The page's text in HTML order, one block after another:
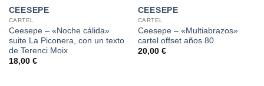
CEESEPE
CARTEL
Ceesepe – «Noche cálida»
suite La Piconera, con un texto
de Terenci Moix
18,00 €
CEESEPE
CARTEL
Ceesepe – «Multiabrazos»
cartel offset años 80
20,00 €